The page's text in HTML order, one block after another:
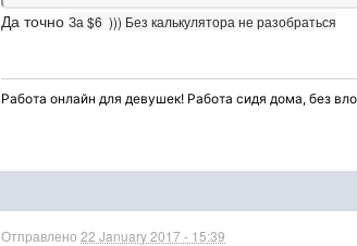
Да точноЗа $6 ))) Без калькулятора не разобраться
Работа онлайн для девушек! Работа сидя дома, без
Отправлено22 January 2017 - 15:39